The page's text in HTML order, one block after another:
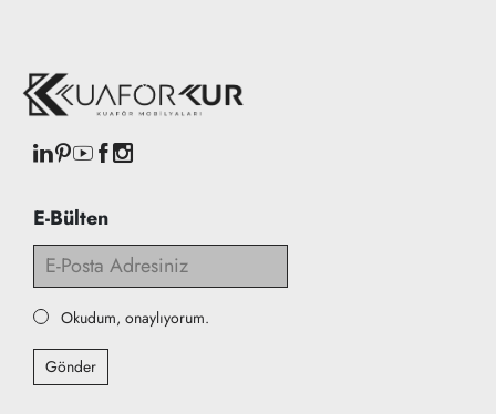
E-Bülten
Okudum, onaylıyorum.
Gönder